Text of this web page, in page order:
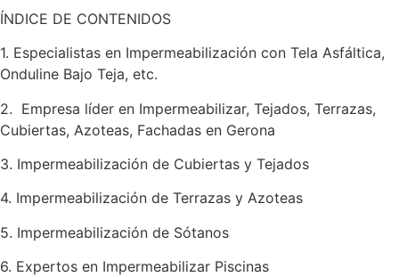
ÍNDICE DE CONTENIDOS
1. Especialistas en Impermeabilización con Tela Asfáltica,
Onduline Bajo Teja, etc.
2. Empresa líder en Impermeabilizar, Tejados, Terrazas,
Cubiertas, Azoteas, Fachadas en Gerona
3. Impermeabilización de Cubiertas y Tejados
4. Impermeabilización de Terrazas y Azoteas
5. Impermeabilización de Sótanos
6. Expertos en Impermeabilizar Piscinas